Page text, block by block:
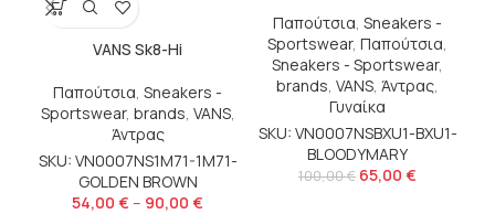
VANS Sk8-Hi
Παπούτσια, Sneakers -
Sportswear, brands, VANS,
Άντρας
SKU: VN0007NS1M71-1M71-
GOLDEN BROWN
54,00 € – 90,00 €
Παπούτσια, Sneakers -
Sportswear, Παπούτσια,
Sneakers - Sportswear,
brands, VANS, Άντρας,
Γυναίκα
SKU: VN0007NSBXU1-BXU1-
BLOODYMARY
100,00€ 65,00 €